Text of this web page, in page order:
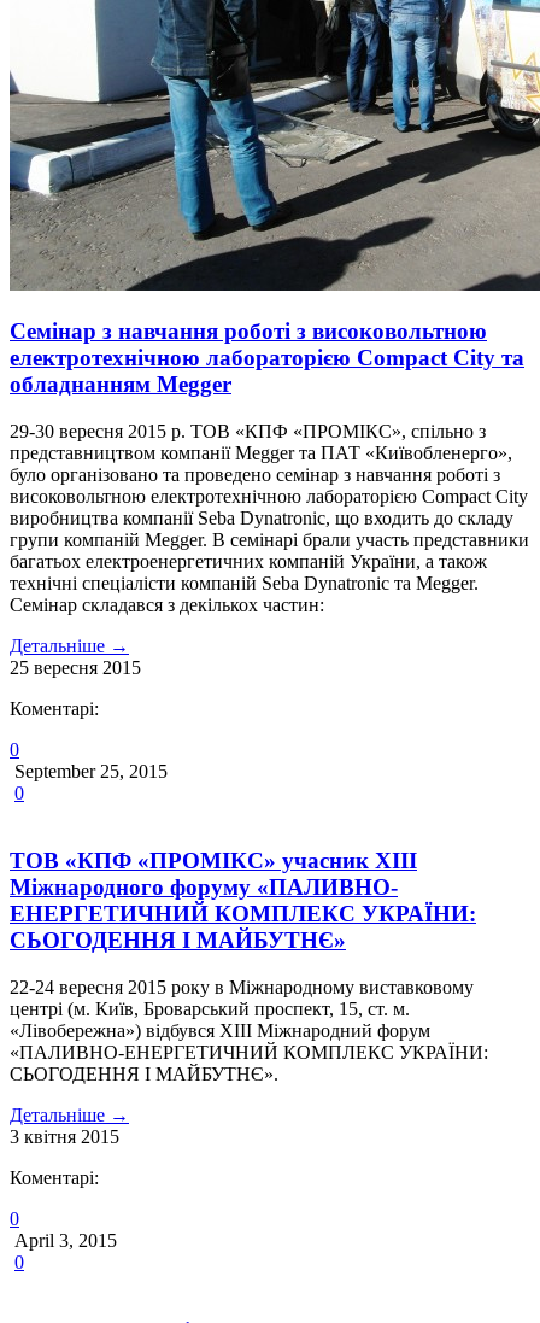
Семінар з навчання роботі з високовольтною
електротехнічною лабораторією Compact City та
обладнанням Megger
29-30 вересня 2015 р. ТОВ «КПФ «ПРОМІКС», спільно з
представництвом компанії Megger та ПАТ «Київобленерго»,
було організовано та проведено семінар з навчання роботі з
високовольтною електротехнічною лабораторією Compact City
виробництва компанії Seba Dynatronic, що входить до складу
групи компаній Megger. В семінарі брали участь представники
багатьох електроенергетичних компаній України, а також
технічні спеціалісти компаній Seba Dynatronic та Megger.
Семінар складався з декількох частин:
Детальніше →
25 вересня 2015
Коментарі:
0
September 25, 2015
0
ТОВ «КПФ «ПРОМІКС» учасник ХIII
Міжнародного форуму «ПАЛИВНО-
ЕНЕРГЕТИЧНИЙ КОМПЛЕКС УКРАЇНИ:
СЬОГОДЕННЯ І МАЙБУТНЄ»
22-24 вересня 2015 року в Міжнародному виставковому
центрі (м. Київ, Броварський проспект, 15, ст. м.
«Лівобережна») відбувся ХIII Міжнародний форум
«ПАЛИВНО-ЕНЕРГЕТИЧНИЙ КОМПЛЕКС УКРАЇНИ:
СЬОГОДЕННЯ І МАЙБУТНЄ».
Детальніше →
3 квітня 2015
Коментарі:
0
April 3, 2015
0